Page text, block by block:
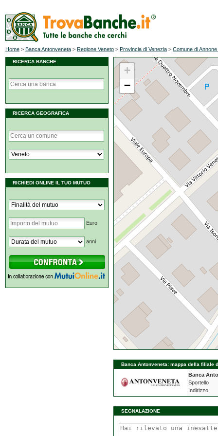
Home > Banca Antonveneta > Regione Veneto > Provincia di Venezia > Comune di Annone
RICERCA BANCHE
RICERCA GEOGRAFICA
RICHIEDI ONLINE IL TUO MUTUO
Euro
anni
+
−
Banca Antonveneta: mappa della filiale
Banca
Sportello
Indirizzo
SEGNALAZIONE